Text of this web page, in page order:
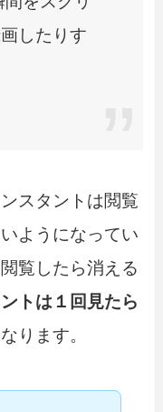
したりす
スタントは閲覧
ようになってい
覧したら消える
トは１回見たら
ります。